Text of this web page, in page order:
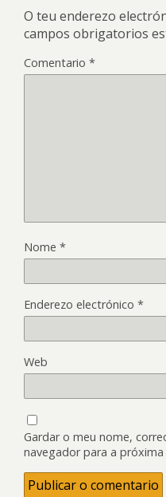
O teu enderezo
campos obrigatorios
Comentario *
Nome *
Enderezo electrónico *
Web
Gardar o meu nome,
navegador para a